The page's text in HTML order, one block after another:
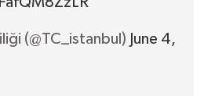
(@TC_istanbul) June 4,